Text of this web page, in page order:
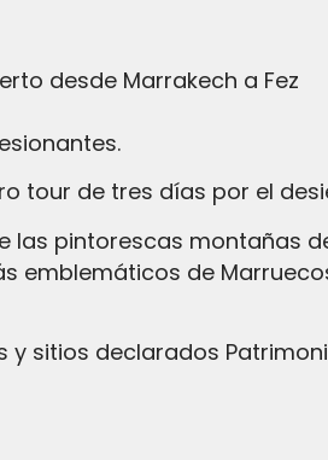
desde Marrakech a Fez
tour de tres días por el
las pintorescas montañas
emblemáticos de
sitios declarados